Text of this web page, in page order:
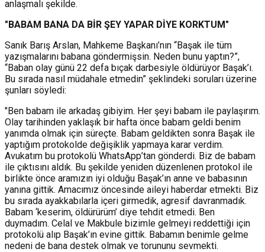
anlaşmalı şekilde.
"BABAM BANA DA BİR ŞEY YAPAR DİYE KORKTUM"
Sanık Barış Arslan, Mahkeme Başkanı’nın “Başak ile tüm
yazışmalarını babana göndermişsin. Neden bunu yaptın?”,
“Baban olay günü 22 defa bıçak darbesiyle öldürüyor Başak’ı.
Bu sırada nasıl müdahale etmedin” şeklindeki soruları üzerine
şunları söyledi:
"Ben babam ile arkadaş gibiyim. Her şeyi babam ile paylaşırım.
Olay tarihinden yaklaşık bir hafta önce babam geldi benim
yanımda olmak için süreçte. Babam geldikten sonra Başak ile
yaptığım protokolde değişiklik yapmaya karar verdim.
Avukatım bu protokolü WhatsApp’tan gönderdi. Biz de babam
ile çıktısını aldık. Bu şekilde yeniden düzenlenen protokol ile
birlikte önce aramızın iyi olduğu Başak’ın anne ve babasının
yanına gittik. Amacımız öncesinde aileyi haberdar etmekti. Biz
bu sırada ayakkabılarla içeri girmedik, agresif davranmadık.
Babam ‘keserim, öldürürüm’ diye tehdit etmedi. Ben
duymadım. Celal ve Makbule bizimle gelmeyi reddettiği için
protokolü alıp Başak’ın evine gittik. Babamın benimle gelme
nedeni de bana destek olmak ve torununu sevmekti.